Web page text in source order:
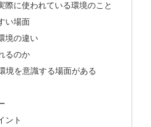
際に使われている環境のこと
い場面
境の違い
るのか
境を意識する場面がある
ント